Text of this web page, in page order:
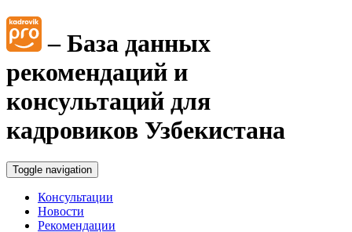
Социальное обеспечение работников
Материальная помощь
Локальные акты организации
– База данных
рекомендаций и
консультаций для
кадровиков Узбекистана
Toggle navigation
Консультации
Новости
Рекомендации